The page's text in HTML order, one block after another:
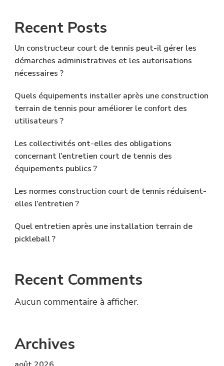
Recent Posts
Un constructeur court de tennis peut-il gérer les
démarches administratives et les autorisations
nécessaires ?
Quels équipements installer après une construction
terrain de tennis pour améliorer le confort des
utilisateurs ?
Les collectivités ont-elles des obligations
concernant l’entretien court de tennis des
équipements publics ?
Les normes construction court de tennis réduisent-
elles l’entretien ?
Quel entretien après une installation terrain de
pickleball ?
Recent Comments
Aucun commentaire à afficher.
Archives